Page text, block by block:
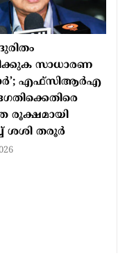
സാധാരണ
എഫ്‌സിആര്‍എ
രൂക്ഷമായി
ശശി തരൂര്‍